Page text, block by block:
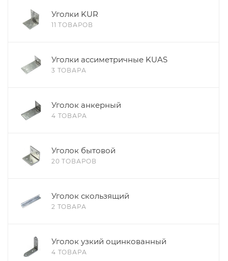
Уголки KUR
11 ТОВАРОВ
Уголки ассиметричные KUAS
3 ТОВАРА
Уголок анкерный
4 ТОВАРА
Уголок бытовой
20 ТОВАРОВ
Уголок скользящий
2 ТОВАРА
Уголок узкий оцинкованный
4 ТОВАРА